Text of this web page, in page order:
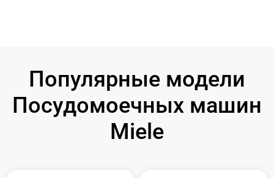
Популярные модели
Посудомоечных машин
Miele